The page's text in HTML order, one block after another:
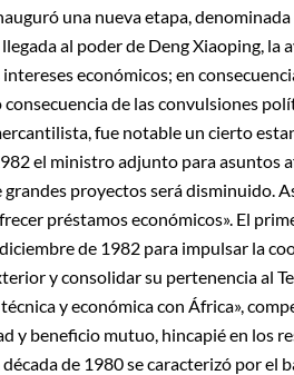
una nueva etapa,
al poder de Deng Xiaoping,
económicos; en
consecuencia de las convulsiones
fue notable un cierto
el ministro adjunto para asuntos
grandes proyectos será disminuido.
préstamos económicos». El
de 1982 para impulsar la
y consolidar su pertenencia al
y económica con África»,
y beneficio mutuo, hincapié en los
de 1980 se caracterizó por el